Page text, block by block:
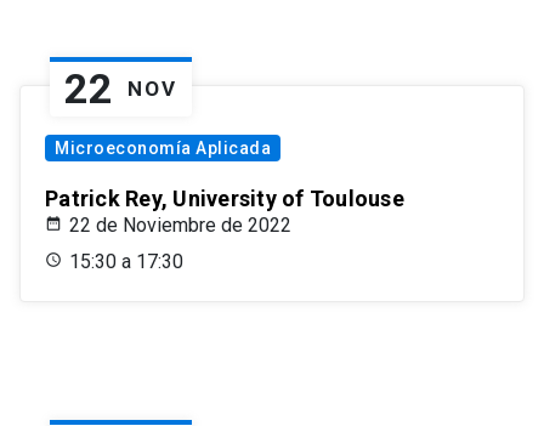
22 NOV
Microeconomía Aplicada
Patrick Rey, University of Toulouse
22 de Noviembre de 2022
15:30 a 17:30